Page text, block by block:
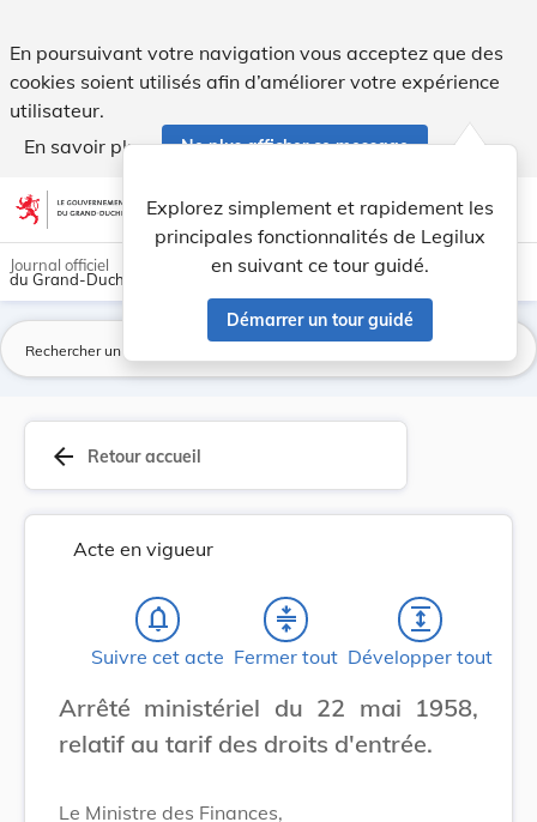
En poursuivant votre navigation vous acceptez que des
cookies soient utilisés afin d’améliorer votre expérience
utilisateur.
En savoir plus
Ne plus afficher ce message
Aller au contenu account_circle help Aide
Explorez simplement et rapidement les
principales fonctionnalités de Legilux
en suivant ce tour guidé.
Démarrer un tour guidé
light_mode dark_mode
Journal officiel
du Grand-Duché de Luxembourg
arrow_back Retour accueil
Acte en vigueur
notifications_none
Suivre cet acte
compress
Fermer tout
expand
Développer tout
Arrêté ministériel du 22 mai 1958,
relatif au tarif des droits d'entrée.
Le Ministre des Finances,